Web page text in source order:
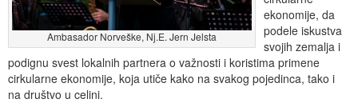
Ambasador Norveške, Nj.E. Jern Jelsta
ekonomije, da
podele iskustva
svojih zemalja i
podignu svest lokalnih partnera o važnosti i koristima primene
cirkularne ekonomije, koja utiče kako na svakog pojedinca, tako i
na društvo u celini.